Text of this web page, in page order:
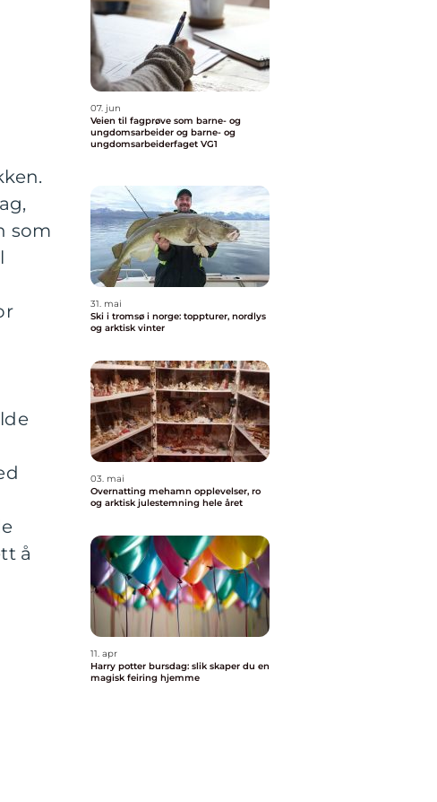
som
å
07. jun
Veien til fagprøve som barne- og
ungdomsarbeider og barne- og
ungdomsarbeiderfaget VG1
31. mai
Ski i tromsø i norge: toppturer, nordlys
og arktisk vinter
03. mai
Overnatting mehamn opplevelser, ro
og arktisk julestemning hele året
11. apr
Harry potter bursdag: slik skaper du en
magisk feiring hjemme